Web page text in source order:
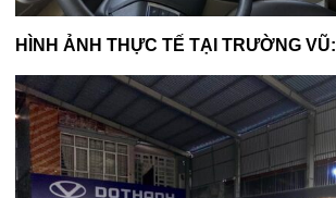
HÌNH ẢNH THỰC TẾ TẠI TRƯỜNG VŨ: